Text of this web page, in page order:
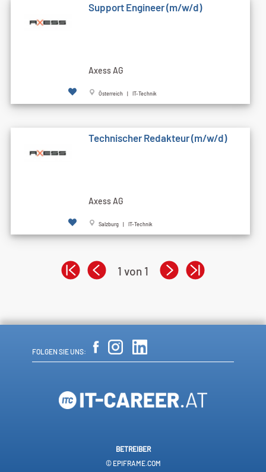
Support Engineer (m/w/d)
Axess AG
Österreich | IT-Technik
Technischer Redakteur (m/w/d)
Axess AG
Salzburg | IT-Technik
1 von 1
FOLGEN SIE UNS:
BETREIBER
© EPIFRAME.COM